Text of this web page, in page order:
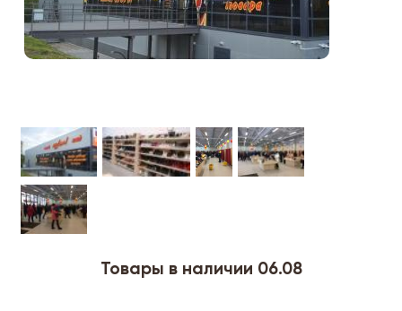
Товары в наличии 06.08